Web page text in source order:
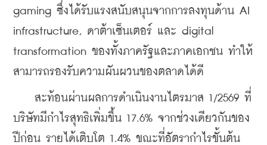
gaming ซึ่งได้รับแรงสนับสนุนจากการลงทุนด้าน AI
infrastructure, ดาต้าเซ็นเตอร์ และ digital
transformation ของทั้งภาครัฐและภาคเอกชน ทำให้
สามารถรองรับความผันผวนของตลาดได้ดี
สะท้อนผ่านผลการดำเนินงานไตรมาส 1/2569 ที่
บริษัทมีกำไรสุทธิเพิ่มขึ้น 17.6% จากช่วงเดียวกันของ
ปีก่อน รายได้เติบโต 1.4% ขณะที่อัตรากำไรขั้นต้น